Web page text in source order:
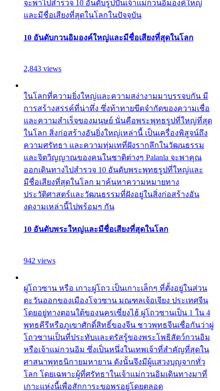
จะพาไปสำรวจ 10 อันดับรูปปั้นเจ้าแม่กวนอิมองค์ใหญ่
และมีชื่อเสียงที่สุดในโลกในปัจจุบัน
10 อันดับกวนอิมองค์ใหญ่และมีชื่อเสียงที่สุดในโลก
2,843 views
ในโลกที่ความยิ่งใหญ่และความสง่างามมาบรรจบกัน มี
การสร้างสรรค์ที่น่าทึ่ง ซึ่งท้าทายขีดจำกัดของความเชื่อ
และความสำเร็จของมนุษย์ นั่นคือพระพุทธรูปที่ใหญ่ที่สุด
ในโลก สิ่งก่อสร้างอันยิ่งใหญ่เหล่านี้ เป็นเครื่องพิสูจน์ถึง
ความศรัทธา และความทุ่มเทที่ฝังรากลึกในวัฒนธรรม
และจิตวิญญาณของคนในชาติต่างๆ Palanla จะพาคุณ
ออกเดินทางไปสำรวจ 10 อันดับพระพุทธรูปที่ใหญ่และ
มีชื่อเสียงที่สุดในโลก มาค้นหาความหมายทาง
ประวัติศาสตร์และวัฒนธรรมที่ฝังอยู่ในสิ่งก่อสร้างอัน
งดงามเหล่านี้ไปพร้อมๆ กัน
10 อันดับพระใหญ่และมีชื่อเสียงที่สุดในโลก
942 views
ผู่โถวซาน หรือ เกาะผู่โถว เป็นเกาะเล็กๆ ที่ตั้งอยู่ในส่วน
ตะวันออกของเมืองโจวซาน มณฑลเจ้อเจียง ประเทศจีน
โดยอยู่ทางตอนใต้ของนครเซี่ยงไฮ้ ผู่โถวซานเป็น 1 ใน 4
พุทธคีรีหรือภูเขาศักดิ์สิทธิ์ของจีน ชาวพุทธจีนเชื่อกันว่าผู่
โถวซานเป็นที่ประทับและตรัสรู้ของพระโพธิสัตว์กวนอิม
หรือเจ้าแม่กวนอิม ซึ่งเป็นหนึ่งในเทพเจ้าที่สำคัญที่สุดใน
ศาสนาพุทธนิกายมหายาน ดังนั้นจึงมีผู้แสวงบุญจากทั่ว
โลก โดยเฉพาะผู้ที่ศรัทธาในเจ้าแม่กวนอิมเดินทางมาที่
เกาะแห่งนี้เพื่อสักการะขอพรอยู่โดยตลอด